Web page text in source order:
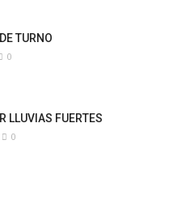
TURNO
0
LLUVIAS FUERTES
0